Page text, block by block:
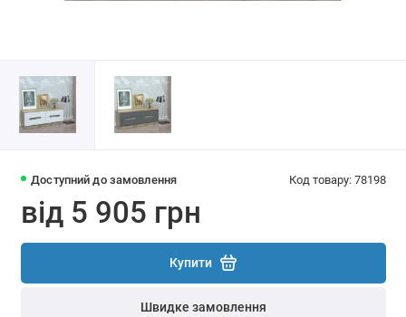
Доступний до замовлення Код товару: 78198
від 5 905 грн
Купити
Швидке замовлення